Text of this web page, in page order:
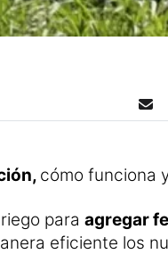
cómo funciona
para agregar
eficiente los